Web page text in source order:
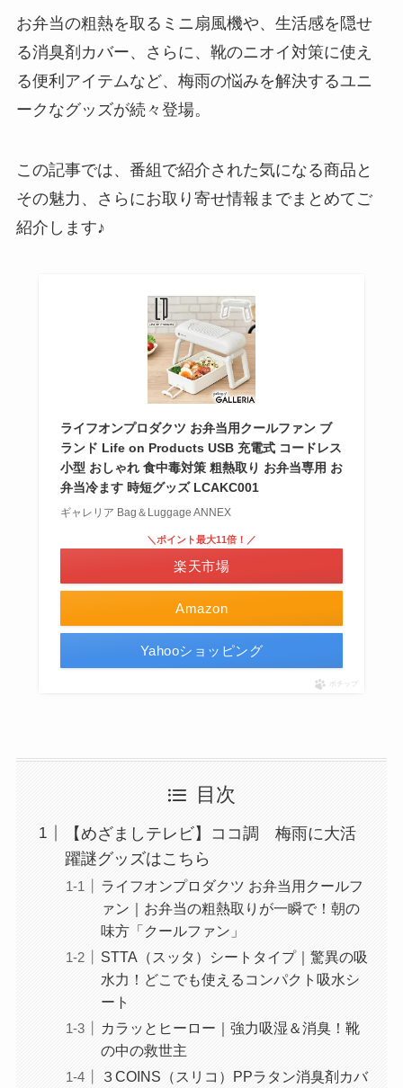
お弁当の粗熱を取るミニ扇風機や、生活感を隠せ
る消臭剤カバー、さらに、靴のニオイ対策に使え
る便利アイテムなど、梅雨の悩みを解決するユニ
ークなグッズが続々登場。
この記事では、番組で紹介された気になる商品と
その魅力、さらにお取り寄せ情報までまとめてご
紹介します♪
ライフオンプロダクツ お弁当用クールファン ブ
ランド Life on Products USB 充電式 コードレス
小型 おしゃれ 食中毒対策 粗熱取り お弁当専用 お
弁当冷ます 時短グッズ LCAKC001
ギャレリア Bag＆Luggage ANNEX
Amazon
＼ポイント最大11倍！／
楽天市場
Yahooショッピング
ポチップ
目次
【めざましテレビ】ココ調 梅雨に大活
躍謎グッズはこちら
ライフオンプロダクツ お弁当用クールフ
ァン｜お弁当の粗熱取りが一瞬で！朝の
味方「クールファン」
STTA（スッタ）シートタイプ｜驚異の吸
水力！どこでも使えるコンパクト吸水シ
ート
カラッとヒーロー｜強力吸湿＆消臭！靴
の中の救世主
３COINS（スリコ）PPラタン消臭剤カバ